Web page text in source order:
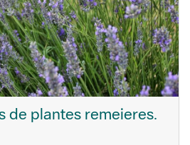
de plantes remeieres.